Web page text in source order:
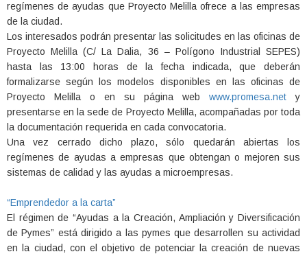
regímenes de ayudas que Proyecto Melilla ofrece a las empresas
de la ciudad.
Los interesados podrán presentar las solicitudes en las oficinas de
Proyecto Melilla (C/ La Dalia, 36 – Polígono Industrial SEPES)
hasta las 13:00 horas de la fecha indicada, que deberán
formalizarse según los modelos disponibles en las oficinas de
Proyecto Melilla o en su página web www.promesa.net y
presentarse en la sede de Proyecto Melilla, acompañadas por toda
la documentación requerida en cada convocatoria.
Una vez cerrado dicho plazo, sólo quedarán abiertas los
regímenes de ayudas a empresas que obtengan o mejoren sus
sistemas de calidad y las ayudas a microempresas.
“Emprendedor a la carta”
El régimen de “Ayudas a la Creación, Ampliación y Diversificación
de Pymes” está dirigido a las pymes que desarrollen su actividad
en la ciudad, con el objetivo de potenciar la creación de nuevas